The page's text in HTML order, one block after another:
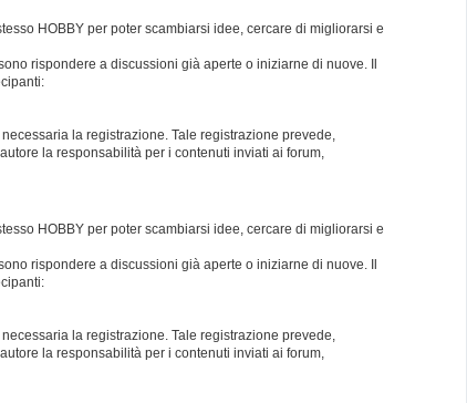
HOBBY per poter scambiarsi idee, cercare di migliorarsi e
rispondere a discussioni già aperte o iniziarne di nuove. Il
la registrazione. Tale registrazione prevede,
la responsabilità per i contenuti inviati ai forum,
HOBBY per poter scambiarsi idee, cercare di migliorarsi e
rispondere a discussioni già aperte o iniziarne di nuove. Il
la registrazione. Tale registrazione prevede,
la responsabilità per i contenuti inviati ai forum,